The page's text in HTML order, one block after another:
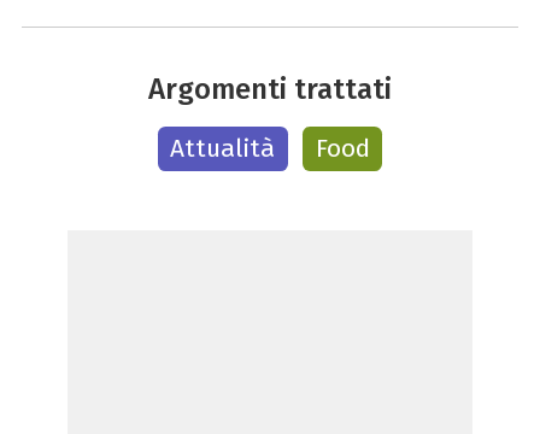
Argomenti trattati
Attualità Food